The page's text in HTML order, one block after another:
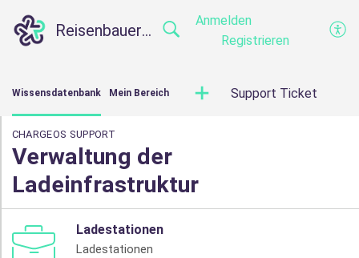
Reisenbauer Solutions Support
Anmelden
Registrieren
Wissensdatenbank Mein Bereich Support Ticket
CHARGEOS SUPPORT
Verwaltung der
Ladeinfrastruktur
Ladestationen
Ladestationen